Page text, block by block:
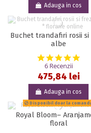
Adauga in cos
Buchet trandafiri rosii si
albe
5.0
6 Recenzii
475,84 lei
Adauga in cos
Disponibil doar la
Royal Bloom–
floral